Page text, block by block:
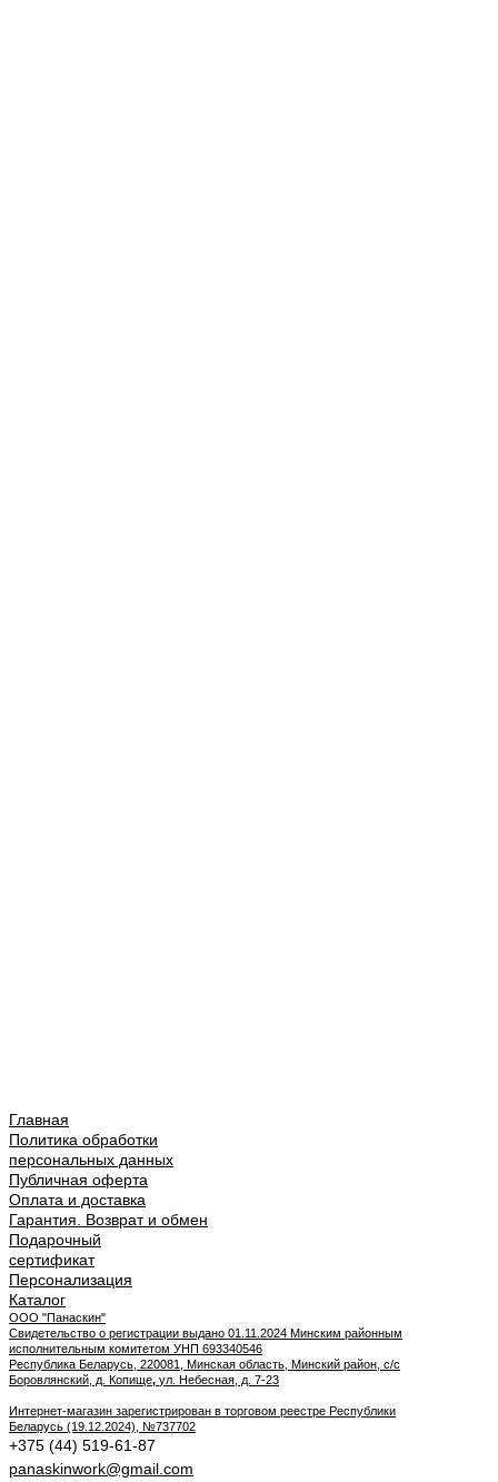
Главная
Политика обработки
персональных данных
Публичная оферта
Оплата и доставка
Гарантия. Возврат и обмен
Подарочный
сертификат
Персонализация
Каталог
ООО "Панаскин"
Свидетельство о регистрации выдано 01.11.2024 Минским районным
исполнительным комитетом УНП 693340546
Республика Беларусь, 220081, Минская область, Минский район, с/с
Боровлянский, д. Копище, ул. Небесная, д. 7-23
Интернет-магазин зарегистрирован в торговом реестре Республики
Беларусь (19.12.2024), №737702
+375 (44) 519-61-87
panaskinwork@gmail.com